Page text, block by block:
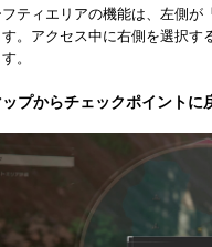
ティエリアの機能は、左側が
。アクセス中に右側を選択す
。
プからチェックポイントに